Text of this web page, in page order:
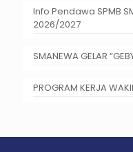
Info Pendawa SPMB
2026/2027
SMANEWA GELAR
PROGRAM KERJA